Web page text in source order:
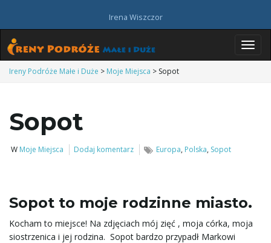
Irena Wiszczor
e
Ireny Podróże Małe i Duże > Moje Miejsca > Sopot
Sopot
W Moje Miejsca Dodaj komentarz Europa, Polska, Sopot
Sopot to moje rodzinne miasto.
Kocham to miejsce! Na zdjęciach mój zięć , moja córka, moja
siostrzenica i jej rodzina. Sopot bardzo przypadł Markowi